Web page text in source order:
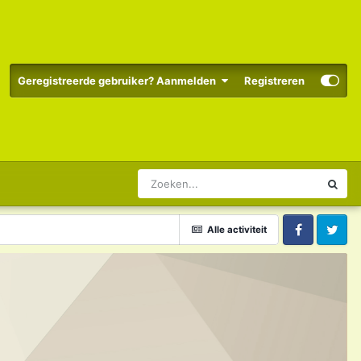
Geregistreerde gebruiker? Aanmelden Registreren
Alle activiteit
FacebookTwitter